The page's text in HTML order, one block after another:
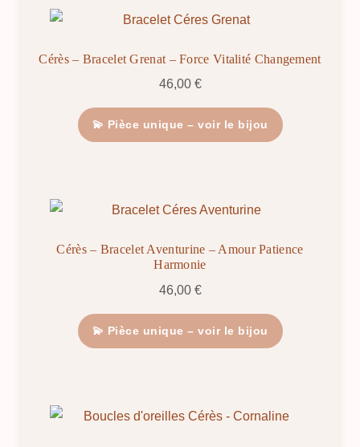
Cérès – Bracelet Grenat – Force Vitalité Changement
46,00 €
💫 Pièce unique – voir le bijou
Cérès – Bracelet Aventurine – Amour Patience
Harmonie
46,00 €
💫 Pièce unique – voir le bijou